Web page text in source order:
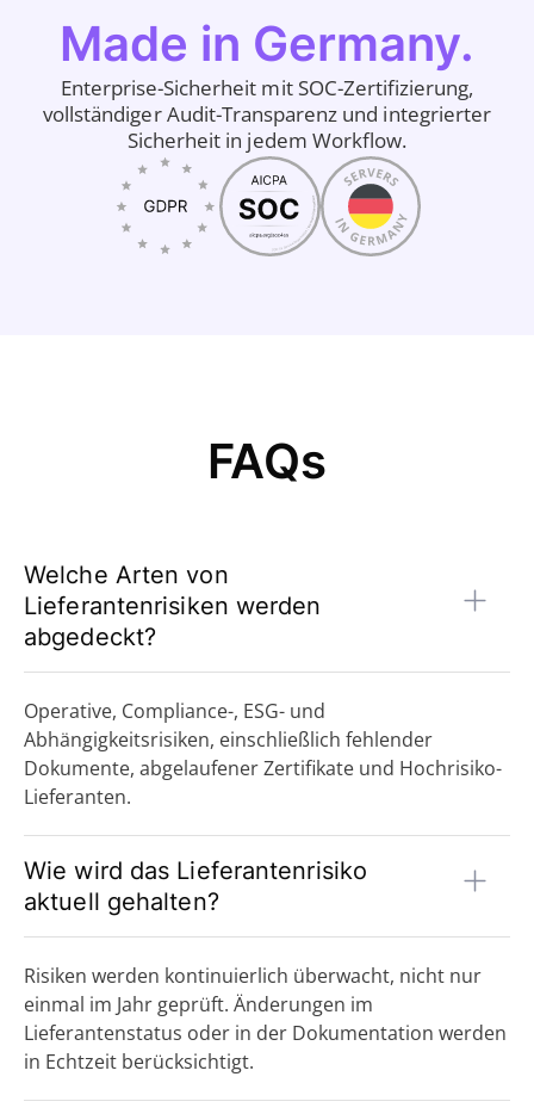
Made in Germany.
Enterprise-Sicherheit mit SOC-Zertifizierung,
vollständiger Audit-Transparenz und integrierter
Sicherheit in jedem Workflow.
FAQs
Welche Arten von
Lieferantenrisiken werden
abgedeckt?
Operative, Compliance-, ESG- und
Abhängigkeitsrisiken, einschließlich fehlender
Dokumente, abgelaufener Zertifikate und Hochrisiko-
Lieferanten.
Wie wird das Lieferantenrisiko
aktuell gehalten?
Risiken werden kontinuierlich überwacht, nicht nur
einmal im Jahr geprüft. Änderungen im
Lieferantenstatus oder in der Dokumentation werden
in Echtzeit berücksichtigt.